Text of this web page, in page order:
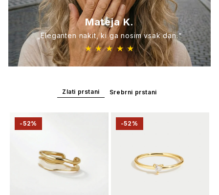
Mateja K.
„Eleganten nakit, ki ga nosim vsak dan.“
★ ★ ★ ★ ★
Zlati prstani Srebrni prstani
-52% -52%